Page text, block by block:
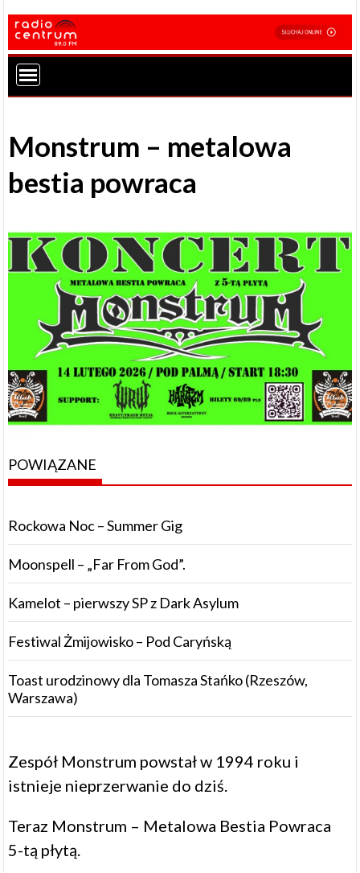
Monstrum – metalowa
bestia powraca
POWIĄZANE
Rockowa Noc – Summer Gig
Moonspell – „Far From God”.
Kamelot – pierwszy SP z Dark Asylum
Festiwal Żmijowisko – Pod Caryńską
Toast urodzinowy dla Tomasza Stańko (Rzeszów,
Warszawa)
Zespół Monstrum powstał w 1994 roku i
istnieje nieprzerwanie do dziś.
Teraz Monstrum – Metalowa Bestia Powraca
5-tą płytą.